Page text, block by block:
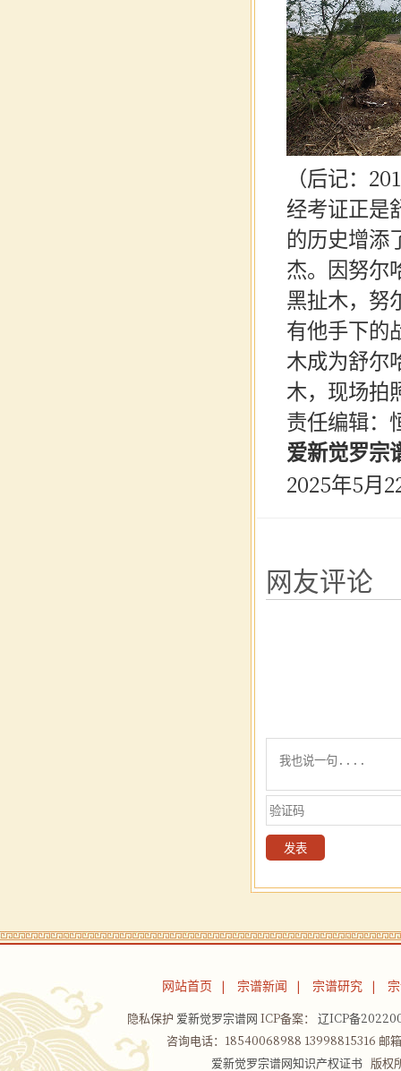
（后记：
经考证正是
的历史增添
杰。因努尔
黑扯木，努
有他手下的
木成为舒尔
木，现场拍
责任编辑：
爱新觉罗宗
2025年5月
网友评论
网站首页 宗谱新闻 宗谱研究
隐私保护 爱新觉罗宗谱网 ICP备案： 辽ICP备
咨询电话：18540068988 13998815316
爱新觉罗宗谱网知识产权证书版权